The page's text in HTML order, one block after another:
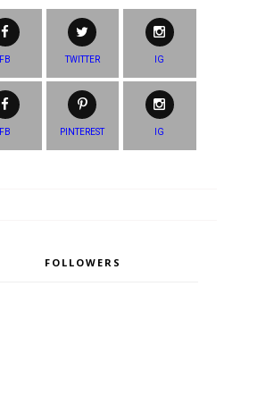
FB TWITTER IG
FB PINTEREST IG
FOLLOWERS